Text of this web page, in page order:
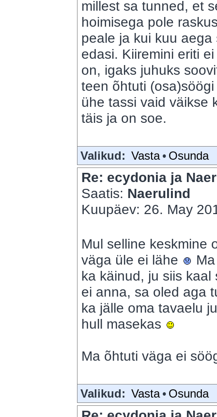
millest sa tunned, et
hoimisega pole
peale ja kui kuu
edasi. Kiiremini eriti
on, igaks juhuks
teen õhtuti
ühe tassi vaid väikse
täis ja on soe.
Valikud: Vasta • Osunda
Re: ecydonia ja
Saatis: Naerulind
Kuupäev: 26. May
Mul selline keskmine
väga üle ei lähe
ka käinud, ju siis
ei anna, sa oled aga
ka jälle oma tavaelu
hull masekas
Ma õhtuti väga ei
Valikud: Vasta • Osunda